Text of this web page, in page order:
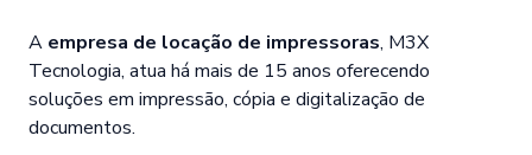
A empresa de locação de impressoras, M3X
Tecnologia, atua há mais de 15 anos oferecendo
soluções em impressão, cópia e digitalização de
documentos.